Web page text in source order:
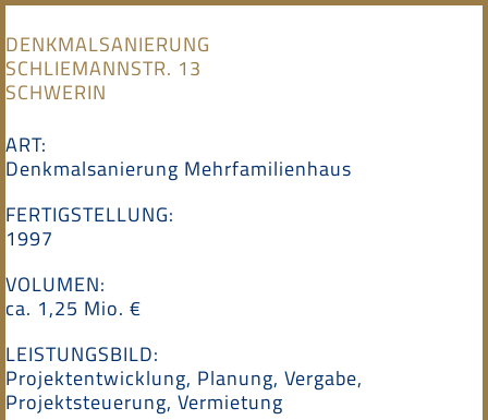
Skip
to
content
DENKMALSANIERUNG
SCHLIEMANNSTR. 13
SCHWERIN
ART:
Denkmalsanierung Mehrfamilienhaus
FERTIGSTELLUNG:
1997
VOLUMEN:
ca. 1,25 Mio. €
LEISTUNGSBILD:
Projektentwicklung, Planung, Vergabe,
Projektsteuerung, Vermietung